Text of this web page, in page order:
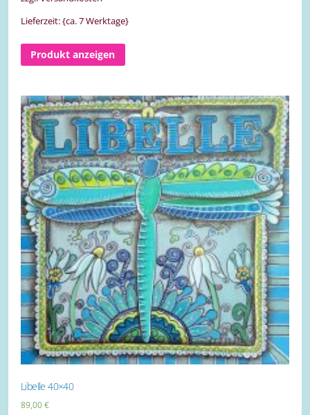
Lieferzeit: {ca. 7 Werktage}
Produkt anzeigen
Libelle 40×40
89,00€